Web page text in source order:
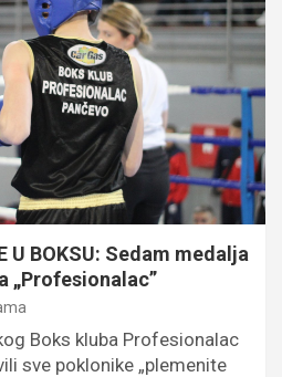
U BOKSU: Sedam medalja
„Profesionalac”
Boks kluba Profesionalac
sve poklonike „plemenite